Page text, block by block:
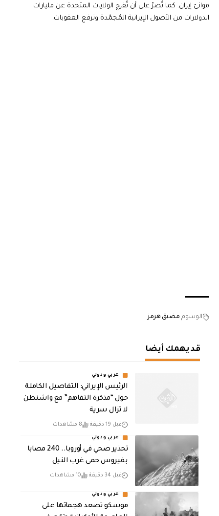
موانئ إيران. كما تُصرّ على أن تُفرج الولايات المتحدة عن مليارات
الدولارات من الأصول الإيرانية المُجمّدة وترفع العقوبات.
الوسوم مضيق هرمز
قد يهمك أيضا
عربي ودولي
الرئيس الإيراني: التفاصيل الكاملة
حول “مذكرة التفاهم” مع واشنطن
لا تزال سرية
قبل 19 دقيقة 8 مشاهدات
عربي ودولي
تحذير صحي في أوروبا.. 240 مصابا
بفيروس حمى غرب النيل
قبل 34 دقيقة 10 مشاهدات
عربي ودولي
موسكو تصعد هجماتها على